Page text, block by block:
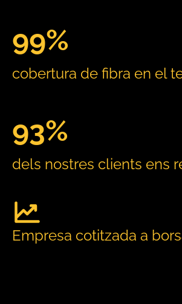
99%
cobertura de fibra en el
93%
dels nostres clients ens
Empresa cotitzada a